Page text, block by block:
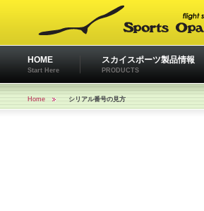
HOME
Start Here
スカイスポーツ製品情報
PRODUCTS
Home シリアル番号の見方